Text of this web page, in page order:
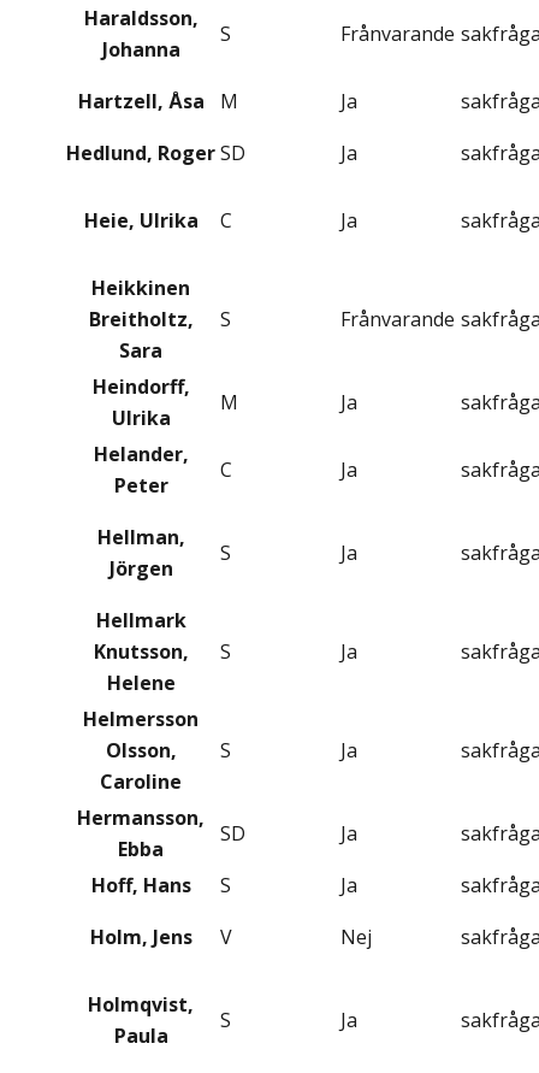
Haraldsson,
Johanna
S Frånvarande
Hartzell, Åsa M Ja
Hedlund, RogerSD Ja
Heie, Ulrika C Ja
Heikkinen
Breitholtz,
Sara
S Frånvarande
Heindorff,
Ulrika
M Ja
Helander,
Peter
C Ja
Hellman,
Jörgen
S Ja
Hellmark
Knutsson,
Helene
S Ja
Helmersson
Olsson,
Caroline
S Ja
Hermansson,
Ebba
SD Ja
Hoff, Hans
S Ja
Holm, Jens
V Nej
Holmqvist,
Paula
S Ja